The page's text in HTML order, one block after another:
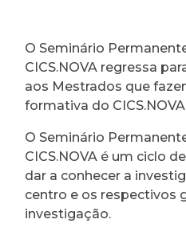
O Seminário
CICS.NOVA regressa
aos Mestrados que
formativa do CICS.NOVA
O Seminário
CICS.NOVA é um ciclo
dar a conhecer a
centro e os respectivos
investigação.